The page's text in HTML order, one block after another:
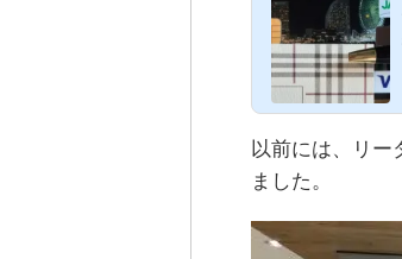
以前には、リー
ました。